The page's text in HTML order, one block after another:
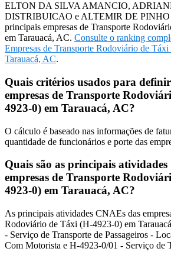
ELTON DA SILVA AMANCIO,
DISTRIBUICAO e ALTEMIR DE PINHO
principais empresas de Transporte
em Tarauacá, AC. Consulte o ranking
Empresas de Transporte Rodoviário de
Tarauacá, AC.
Quais critérios usados para
empresas de Transporte
4923-0) em Tarauacá, AC?
O cálculo é baseado nas informações de
quantidade de funcionários e porte das
Quais são as principais
empresas de Transporte
4923-0) em Tarauacá, AC?
As principais atividades CNAEs das
Rodoviário de Táxi (H-4923-0) em
- Serviço de Transporte de Passageiros -
Com Motorista e H-4923-0/01 - Serviço de